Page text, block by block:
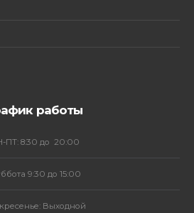
работы
ПТ: 8:30 до 20:00
9:30 до 15:00
Выходной